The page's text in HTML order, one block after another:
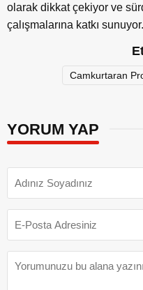
olarak dikkat çekiyor ve
çalışmalarına katkı sunuyor.
Camkurtaran
YORUM YAP